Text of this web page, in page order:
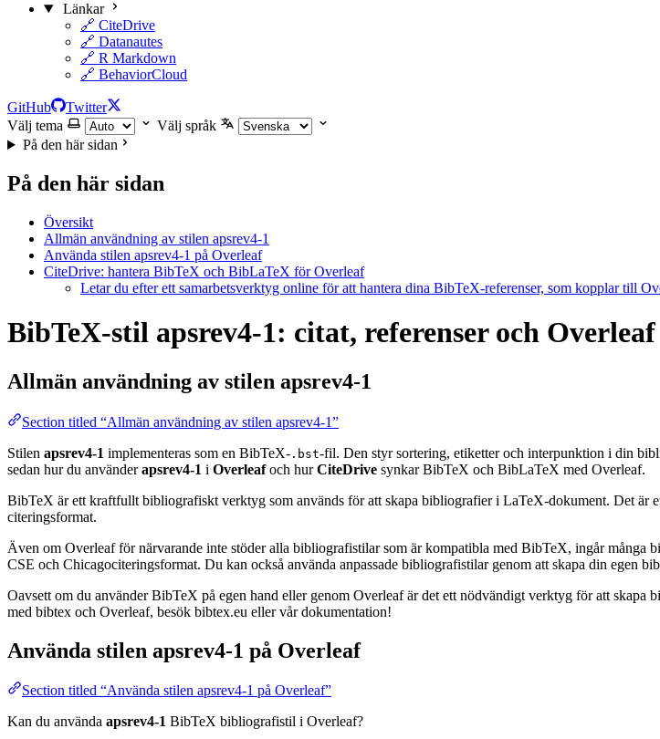
Länkar
🔗 CiteDrive
🔗 Datanautes
🔗 R Markdown
🔗 BehaviorCloud
GitHub
Twitter
Välj tema
Välj språk
På den här sidan
På den här sidan
Översikt
Allmän användning av stilen apsrev4-1
Använda stilen apsrev4-1 på Overleaf
CiteDrive: hantera BibTeX och BibLaTeX för Overleaf
Letar du efter ett samarbetsverktyg online för att hantera dina BibTeX-referenser, som kopplar till
BibTeX-stil apsrev4-1: citat, referenser och Overleaf
Allmän användning av stilen apsrev4-1
Section titled “Allmän användning av stilen apsrev4-1”
Stilen apsrev4-1 implementeras som en BibTeX- .bst-fil. Den styr sortering, etiketter och interpunktion i din
sedan hur du använderapsrev4-1 i Overleafoch hurCiteDrive synkar BibTeX och BibLaTeX med Overleaf.
BibTeX är ett kraftfullt bibliografiskt verktyg som används för att skapa bibliografier i LaTeX-dokument. Det är
citeringsformat.
Även om Overleaf för närvarande inte stöder alla bibliografistilar som är kompatibla med BibTeX, ingår
CSE och Chicagociteringsformat. Du kan också använda anpassade bibliografistilar genom att skapa din egen
Oavsett om du använder BibTeX på egen hand eller genom Overleaf är det ett nödvändigt verktyg för att
med bibtex och Overleaf, besök bibtex.eu eller vår dokumentation!
Använda stilen apsrev4-1 på Overleaf
Section titled “Använda stilen apsrev4-1 på Overleaf”
Kan du använda apsrev4-1 BibTeX bibliografistil i Overleaf?